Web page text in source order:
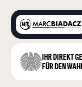
IHR DIREKT
FÜR DEN